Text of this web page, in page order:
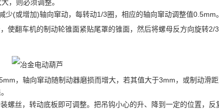
，则必须调整。
(或增加)轴向窜动，每转动1/3圈，相应的轴向窜动调整值0.5mm。
使翻车机的制动轮锥面紧贴尾罩的锥面，然后将螺母反方向旋转2/
，轴向窜动随制动器磨损而增大，若其值大于3mm，或制动滑
螺丝，转动底板即可调整。把吊钩小心的升、降到一定的位置，反